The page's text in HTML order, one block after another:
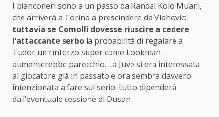
I bianconeri sono a un passo da Randal Kolo Muani,
che arriverà a Torino a prescindere da Vlahovic:
tuttavia se Comolli dovesse riuscire a cedere
l’attaccante serbo la probabilità di regalare a
Tudor un rinforzo super come Lookman
aumenterebbe parecchio. La Juve si era interessata
al giocatore già in passato e ora sembra davvero
intenzionata a fare sul serio: tutto dipenderà
dall’eventuale cessione di Dusan.